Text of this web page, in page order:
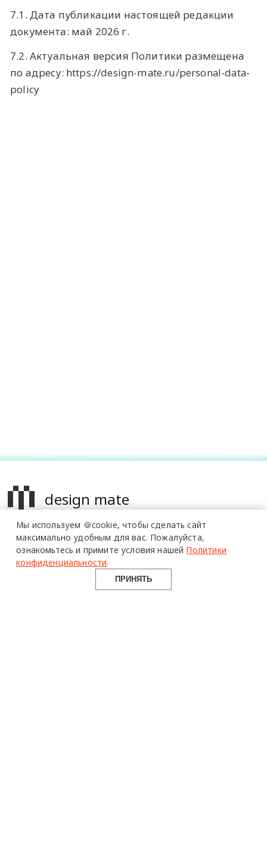
7.1. Дата публикации настоящей редакции
документа: май 2026 г.
7.2. Актуальная версия Политики размещена
по адресу: https://design-mate.ru/personal-data-
policy
design mate
Design Mate - независимое интернет издание о дизайне во
всех его проявлениях. Создаем авторский контент для
дизайнеров, архитекторов и всех неравнодушных к
красоте с 2016 года.
© 2016-2026 Все права защищены
более 20 тысяч
про дизайн
и архитектуру
в Telegram канале
Мы используем 🍪cookie, чтобы сделать сайт
максимально удобным для вас. Пожалуйста,
ознакомьтесь и примите условия нашей Политики
конфиденциальности.
ПРИНЯТЬ